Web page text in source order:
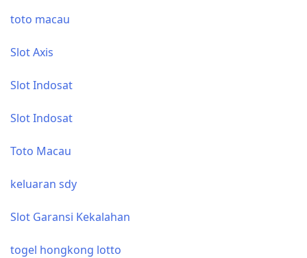
toto macau
Slot Axis
Slot Indosat
Slot Indosat
Toto Macau
keluaran sdy
Slot Garansi Kekalahan
togel hongkong lotto